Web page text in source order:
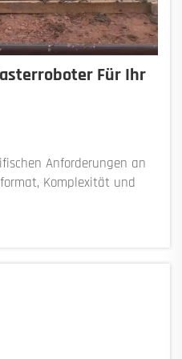
Für Ihr
Anforderungen an
Komplexität und
die Roboterauswahl.
tatsächlich darüber,
sinnvoll ist. Für